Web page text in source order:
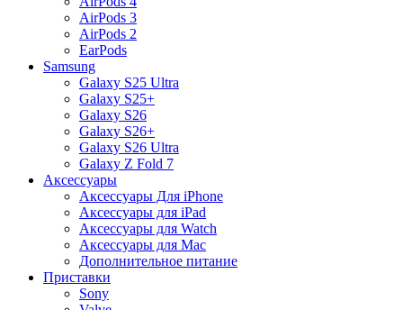
AirPods 3
AirPods 2
EarPods
Samsung
Galaxy S25 Ultra
Galaxy S25+
Galaxy S26
Galaxy S26+
Galaxy S26 Ultra
Galaxy Z Fold 7
Аксессуары
Аксессуары Для iPhone
Аксессуары для iPad
Аксессуары для Watch
Аксессуары для Mac
Дополнительное питание
Приставки
Sony